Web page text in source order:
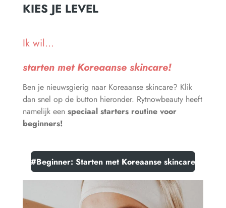
KIES JE LEVEL
Ik wil...
starten met Koreaanse skincare!
Ben je nieuwsgierig naar Koreaanse skincare? Klik
dan snel op de button hieronder. Rytnowbeauty heeft
namelijk eenspeciaal starters routine voor
beginners!
#Beginner: Starten met Koreaanse skincare